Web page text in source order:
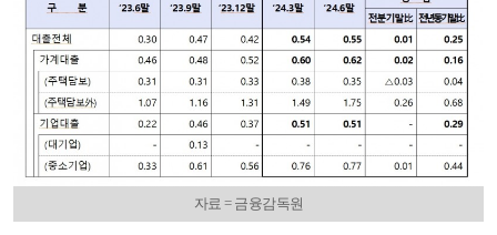
자료 = 금융감독원